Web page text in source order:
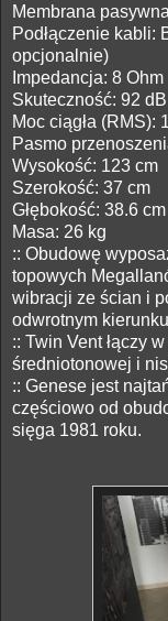
Membrana
Podłączenie kabli:
opcjonalnie)
Impedancja: 8 Ohm
Skuteczność: 92 dB
Moc ciągła (RMS):
Pasmo
Wysokość: 123 cm
Szerokość: 37 cm
Głębokość: 38.6 cm
Masa: 26 kg
:: Obudowę
topowych
wibracji ze ścian i
odwrotnym
:: Twin Vent łączy
średniotonowej i
:: Genese jest
częściowo od
sięga 1981 roku.